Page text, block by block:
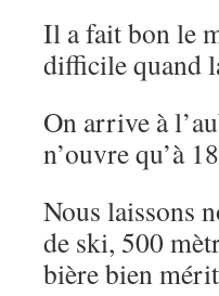
Il a fait bon le
difficile quand
On arrive à
n’ouvre qu’à
Nous laissons
de ski, 500
bière bien